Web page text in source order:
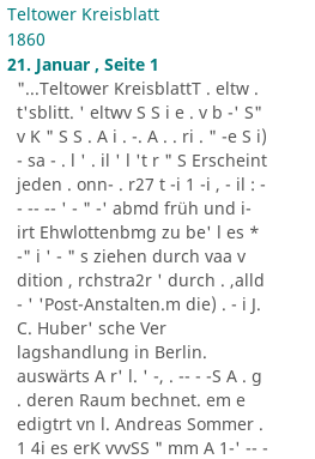
Teltower Kreisblatt
1860
21. Januar , Seite 1
"...Teltower KreisblattT . eltw .
t'sblitt. ' eltwv S S i e . v b -' S"
v K " S S . A i . -. A . . ri . " -e S i)
- sa - . l ' . il ' l 't r " S Erscheint
jeden . onn- . r27 t -i 1 -i , - il : -
- -- -- ' - " -' abmd früh und i-
irt Ehwlottenbmg zu be' l es *
-" i ' - " s ziehen durch vaa v
dition , rchstra2r ' durch . ,alld
- ' 'Post-Anstalten.m die) . - i J.
C. Huber' sche Ver
lagshandlung in Berlin.
auswärts A r' l. ' -, . -- - -S A . g
. deren Raum bechnet. em e
edigtrt vn l. Andreas Sommer .
1 4i es erK vvvSS " mm A 1-' -- -